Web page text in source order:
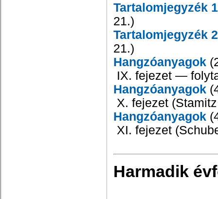
Tartalomjegyzék 1
21.)
Tartalomjegyzék 2
21.)
Hangzóanyagok
IX. fejezet —
Hangzóanyagok
X. fejezet
Hangzóanyagok
XI. fejezet
Harmadik